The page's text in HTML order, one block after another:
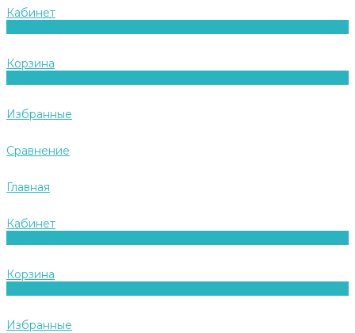
Кабинет
Корзина
Избранные
Сравнение
Главная
Кабинет
Корзина
Избранные